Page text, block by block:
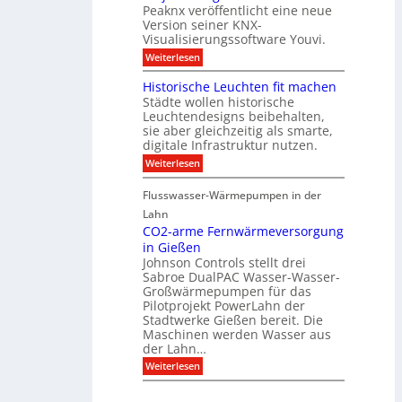
y
s
e
d
i
r
e
k
t
i
n
d
e
r
n
r
a
s
t
r
u
k
t
u
r
l
l
e
r
m
t
K
N
X
-
I
n
t
g
a
t
i
o
n
e
r
u
n
g
f
ü
r
S
o
n
n
e
n
c
t
z
Peaknx veröffentlicht eine neue
Version seiner KNX-
Visualisierungssoftware Youvi.
Weiterlesen:
V
s
u
a
l
i
s
i
e
r
g
u
n
d
P
r
o
j
e
t
k
o
Historische Leuchten fit machen
Städte wollen historische
Leuchtendesigns beibehalten,
sie aber gleichzeitig als smarte,
digitale Infrastruktur nutzen.
Weiterlesen:
H
s
r
i
s
c
h
e
L
e
u
c
t
Flusswasser-Wärmepumpen in der
Lahn
CO2-arme Fernwärmeversorgung
in Gießen
Johnson Controls stellt drei
Sabroe DualPAC Wasser-Wasser-
Großwärmepumpen für das
Pilotprojekt PowerLahn der
Stadtwerke Gießen bereit. Die
Maschinen werden Wasser aus
der Lahn…
Weiterlesen:
C